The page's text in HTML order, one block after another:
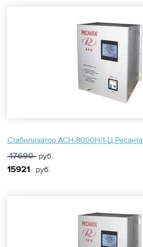
Стабилизатор АСН-8000Н/1-Ц Ресанта
17690 руб.
15921 руб.